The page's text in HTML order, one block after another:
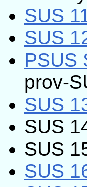
SUS
SUS
PSUS
prov-
SUS
SUS
SUS
SUS